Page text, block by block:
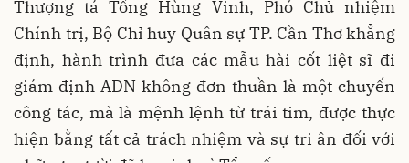
Thượng tá Tống Hùng Vinh, Phó Chủ nhiệm
Chính trị, Bộ Chỉ huy Quân sự TP. Cần Thơ khẳng
định, hành trình đưa các mẫu hài cốt liệt sĩ đi
giám định ADN không đơn thuần là một chuyến
công tác, mà là mệnh lệnh từ trái tim, được thực
hiện bằng tất cả trách nhiệm và sự tri ân đối với